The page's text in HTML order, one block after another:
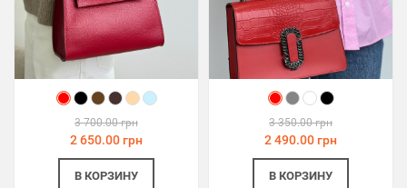
3 700.00 грн
2 650.00 грн
В КОРЗИНУ
3 350.00 грн
2 490.00 грн
В КОРЗИНУ